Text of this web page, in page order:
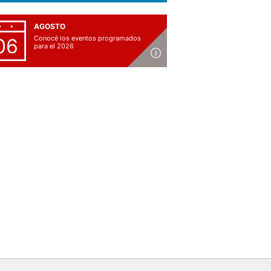
AGOSTO
Conocé los eventos programados
para el 2026